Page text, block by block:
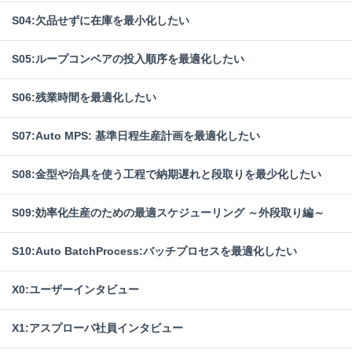
S04:欠品せずに在庫を最小化したい
S05:ループコンベアの投入順序を最適化したい
S06:残業時間を最適化したい
S07:Auto MPS: 基準日程生産計画を最適化したい
S08:金型や治具を使う工程で納期遅れと段取りを最少化したい
S09:効率化生産のための最適スケジューリング ～外段取り編～
S10:Auto BatchProcess:バッチプロセスを最適化したい
X0:ユーザーインタビュー
X1:アスプローバ社員インタビュー